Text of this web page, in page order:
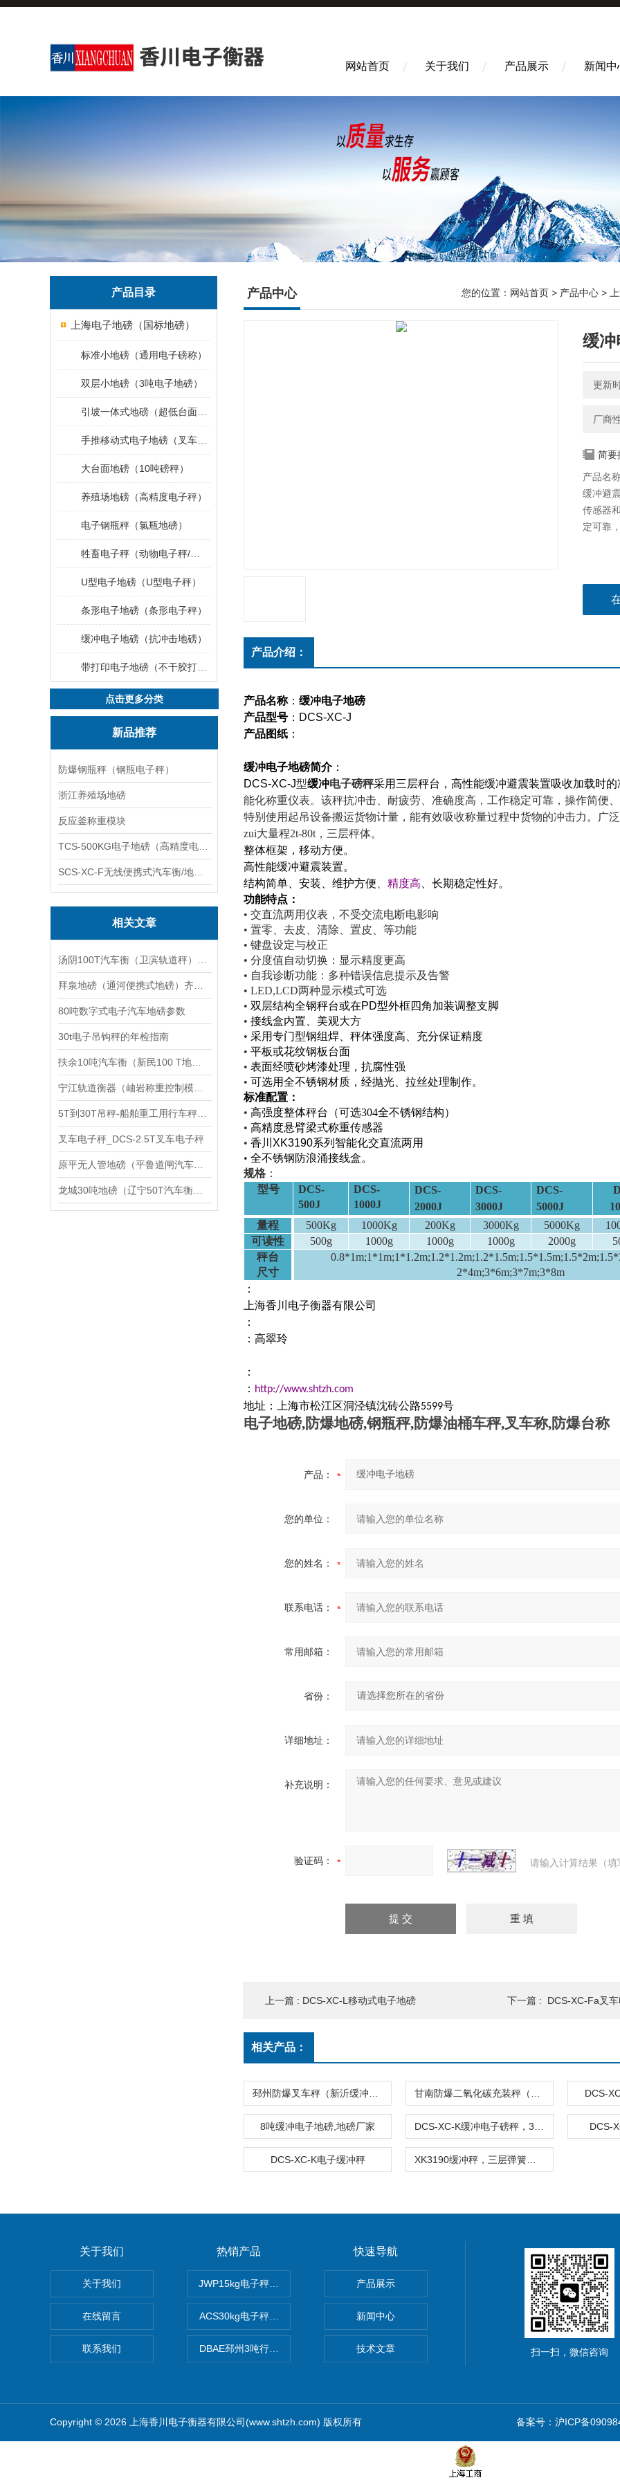
网站首页 关于我们 产品展示 新闻中
产品目录
上海电子地磅（国标地磅）
标准小地磅（通用电子磅称）
双层小地磅（3吨电子地磅）
大台面地磅（10吨磅秤）
养殖场地磅（高精度电子秤）
电子钢瓶秤（氯瓶地磅）
U型电子地磅（U型电子秤）
条形电子地磅（条形电子秤）
缓冲电子地磅（抗冲击地磅）
点击更多分类
新品推荐
防爆钢瓶秤（钢瓶电子秤）
浙江养殖场地磅
反应釜称重模块
相关文章
80吨数字式电子汽车地磅参数
30t电子吊钩秤的年检指南
叉车电子秤_DCS-2.5T叉车电子秤
产品中心 您的位置： 网站首页 > 产品中心 >
缓冲
更新
厂商
简要
产品名
缓冲避
传感器
定可靠
产品介绍：
产品名称： 缓冲电子地磅
产品型号 ： DCS-XC-J
产品图纸 ：
缓冲电子地磅简介：
DCS-XC-J型缓冲电子磅秤采用三层秤台，高性能缓冲避震装置吸收加载时
能化称重仪表。该秤抗冲击、耐疲劳、准确度高，工作稳定可靠，操作简便、
特别使用起吊设备搬运货物计量，能有效吸收称量过程中货物的冲击力。广
zui大量程2t-80t ，三层秤体。
整体框架，移动方便。
高性能缓冲避震装置。
结构简单、安装、维护方便 、精度高 、长期稳定性好。
功能特点：
• 交直流两用仪表，不受交流电断电影响
• 置零、去皮、清除、置皮、等功能
• 键盘设定与校正
• 分度值自动切换：显示精度更高
• 自我诊断功能：多种错误信息提示及告警
• LED,LCD两种显示模式可选
• 双层结构全钢秤台或在PD型外框四角加装调整支脚
• 接线盒内置、美观大方
• 采用专门型钢组焊、秤体强度高、充分保证精度
• 平板或花纹钢板台面
• 表面经喷砂烤漆处理，抗腐性强
• 可选用全不锈钢材质，经抛光、拉丝处理制作。
标准配置：
• 高强度整体秤台（可选304全不锈钢结构）
• 高精度悬臂梁式称重传感器
• 香川 XK3190系列智能化交直流两用
• 全不锈钢防浪涌接线盒。
规格 ：
型号
DCS-
500J
DCS-
1000J
DCS-
2000J
DCS-
3000J
DCS-
5000J
量程
500Kg 1000Kg 200Kg 3000Kg 5000Kg
可读性
500g 1000g 1000g 1000g 2000g
秤台
尺寸
2*4m;3*6m;3*7m;3*8m
：
上海香川电子衡器有限公司
：
：高翠玲
：
： http://www.shtzh.com
地址：上海市松江区洞泾镇沈砖公路5599号
电子地磅,防爆地磅,钢瓶秤,防爆油桶车秤,叉车称,防爆台称
产品：
您的单位：
您的姓名：
联系电话：
常用邮箱：
省份：
详细地址：
补充说明：
验证码： 请输入计算结果（
上一篇 : DCS-XC-L移动式电子地磅 下一篇 : DCS-XC-Fa叉
相关产品：
DCS-
8吨缓冲电子地磅,地磅厂家 DCS-
DCS-XC-K电子缓冲秤
关于我们
关于我们
在线留言
联系我们
热销产品
JWP15kg电子秤价格,15公斤电子秤价钱,15KG电子称报价
ACS30kg电子秤价格,30公斤电子秤价钱,30KG电子称报价
DBAE邳州3吨行车电子吊秤、常州10吨行车电子吊秤、金坛15吨电子吊钩秤厂价优惠
快速导航
产品展示
新闻中心
技术文章 扫一扫，微信咨询
Copyright © 2026 上海香川电子衡器有限公司(www.shtzh.com) 版权所有 备案号：沪ICP备